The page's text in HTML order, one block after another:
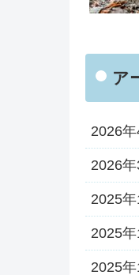
ア
2026年
2026年
2025年
2025年
2025年